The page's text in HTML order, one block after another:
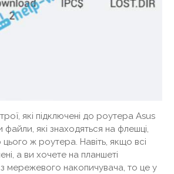
які підключені до роутера Asus
файли, які знаходяться на флешці,
ж роутера. Навіть, якщо всі
а ви хочете на планшеті
мережевого накопичувача, то це у